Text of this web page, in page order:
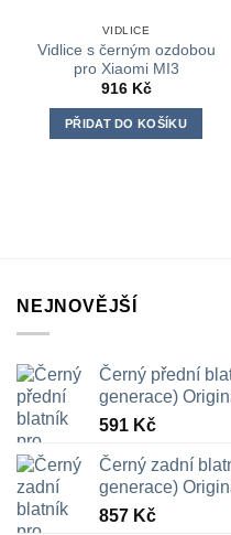
VIDLICE
Vidlice s černým ozdobou
pro Xiaomi MI3
916 Kč
PŘIDAT DO KOŠÍKU
NEJNOVĚJŠÍ
Černý přední
generace)
591 Kč
Černý zadní
generace)
857 Kč